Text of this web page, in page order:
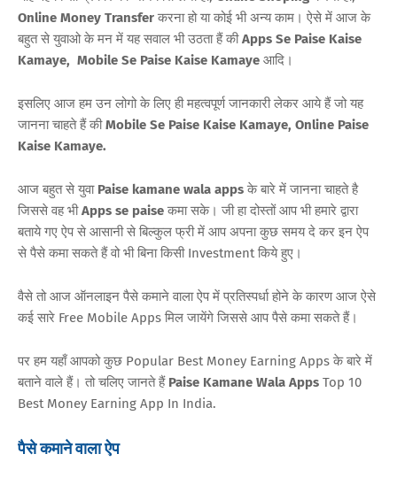
Online Money Transfer करना हो या कोई भी अन्य काम। ऐसे में आज के
बहुत से युवाओ के मन में यह सवाल भी उठता हैं कीApps Se Paise Kaise
Kamaye, Mobile Se Paise Kaise Kamaye आदि।
इसलिए आज हम उन लोगो के लिए ही महत्वपूर्ण जानकारी लेकर आये हैं जो यह
जानना चाहते हैं कीMobile Se Paise Kaise Kamaye, Online Paise
Kaise Kamaye.
आज बहुत से युवा Paise kamane wala apps के बारे में जानना चाहते है
जिससे वह भीApps se paise कमा सके। जी हा दोस्तों आप भी हमारे द्वारा
बताये गए ऐप से आसानी से बिल्कुल फ्री में आप अपना कुछ समय दे कर इन ऐप
से पैसे कमा सकते हैं वो भी बिना किसी Investment किये हुए।
वैसे तो आज ऑनलाइन पैसे कमाने वाला ऐप में प्रतिस्पर्धा होने के कारण आज ऐसे
कई सारे Free Mobile Apps मिल जायेंगे जिससे आप पैसे कमा सकते हैं।
पर हम यहाँ आपको कुछ Popular Best Money Earning Apps के बारे में
बताने वाले हैं। तो चलिए जानते हैं Paise Kamane Wala Apps Top 10
Best Money Earning App In India.
पैसे कमाने वाला ऐप